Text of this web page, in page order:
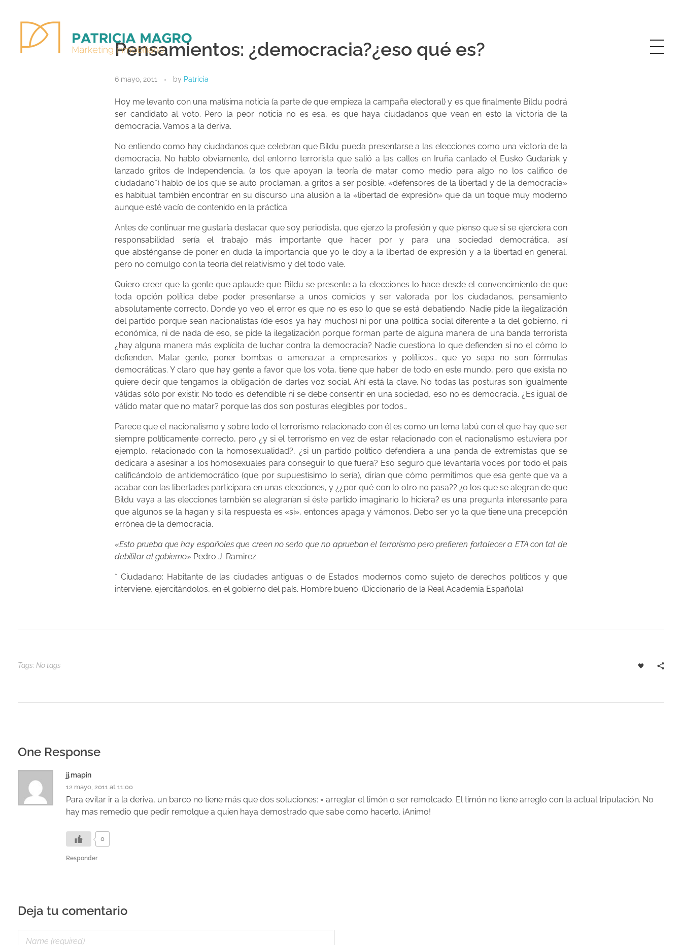
Pensamientos: ¿democracia?¿eso qué es?
6 mayo, 2011 by Patricia
Hoy me levanto con una malísima noticia (a parte de que empieza la campaña electoral) y es que finalmente Bildu podrá
ser candidato al voto. Pero la peor noticia no es esa, es que haya ciudadanos que vean en esto la victoria de la
democracia. Vamos a la deriva.
No entiendo como hay ciudadanos que celebran que Bildu pueda presentarse a las elecciones como una victoria de la
democracia. No hablo obviamente, del entorno terrorista que salió a las calles en Iruña cantado el Eusko Gudariak y
lanzado gritos de Independencia, (a los que apoyan la teoría de matar como medio para algo no los califico de
ciudadano*) hablo de los que se auto proclaman, a gritos a ser posible, «defensores de la libertad y de la democracia»
es habitual también encontrar en su discurso una alusión a la «libertad de expresión» que da un toque muy moderno
aunque esté vacío de contenido en la práctica.
Antes de continuar me gustaría destacar que soy periodista, que ejerzo la profesión y que pienso que si se ejerciera con
responsabilidad sería el trabajo más importante que hacer por y para una sociedad democrática, así
que absténganse de poner en duda la importancia que yo le doy a la libertad de expresión y a la libertad en general,
pero no comulgo con la teoría del relativismo y del todo vale.
Quiero creer que la gente que aplaude que Bildu se presente a la elecciones lo hace desde el convencimiento de que
toda opción política debe poder presentarse a unos comicios y ser valorada por los ciudadanos, pensamiento
absolutamente correcto. Donde yo veo el error es que no es eso lo que se está debatiendo. Nadie pide la ilegalización
del partido porque sean nacionalistas (de esos ya hay muchos) ni por una política social diferente a la del gobierno, ni
económica, ni de nada de eso, se pide la ilegalización porque forman parte de alguna manera de una banda terrorista
¿hay alguna manera más explícita de luchar contra la democracia? Nadie cuestiona lo que defienden si no el cómo lo
defienden. Matar gente, poner bombas o amenazar a empresarios y políticos… que yo sepa no son fórmulas
democráticas. Y claro que hay gente a favor que los vota, tiene que haber de todo en este mundo, pero que exista no
quiere decir que tengamos la obligación de darles voz social. Ahí está la clave. No todas las posturas son igualmente
válidas sólo por existir. No todo es defendible ni se debe consentir en una sociedad, eso no es democracia. ¿Es igual de
válido matar que no matar? porque las dos son posturas elegibles por todos…
Parece que el nacionalismo y sobre todo el terrorismo relacionado con él es como un tema tabú con el que hay que ser
siempre políticamente correcto, pero ¿y si el terrorismo en vez de estar relacionado con el nacionalismo estuviera por
ejemplo, relacionado con la homosexualidad?, ¿si un partido político defendiera a una panda de extremistas que se
dedicara a asesinar a los homosexuales para conseguir lo que fuera? Eso seguro que levantaría voces por todo el país
calificándolo de antidemocrático (que por supuestísimo lo sería), dirían que cómo permitimos que esa gente que va a
acabar con las libertades participara en unas elecciones, y ¿¿por qué con lo otro no pasa?? ¿o los que se alegran de que
Bildu vaya a las elecciones también se alegrarían si éste partido imaginario lo hiciera? es una pregunta interesante para
que algunos se la hagan y si la respuesta es «si», entonces apaga y vámonos. Debo ser yo la que tiene una precepción
errónea de la democracia.
«Esto prueba que hay españoles que creen no serlo que no aprueban el terrorismo pero prefieren fortalecer a ETA con tal de
debilitar al gobierno» Pedro J. Ramirez.
* Ciudadano: Habitante de las ciudades antiguas o de Estados modernos como sujeto de derechos políticos y que
interviene, ejercitándolos, en el gobierno del país. Hombre bueno. (Diccionario de la Real Academia Española)
Tags: No tags
One Response
jj.mapin
12 mayo, 2011 at 11:00
Para evitar ir a la deriva, un barco no tiene más que dos soluciones: = arreglar el timón o ser remolcado. El timón no tiene arreglo con la actual tripulación. No
hay mas remedio que pedir remolque a quien haya demostrado que sabe como hacerlo. ¡Animo!
0
Responder
Deja tu comentario